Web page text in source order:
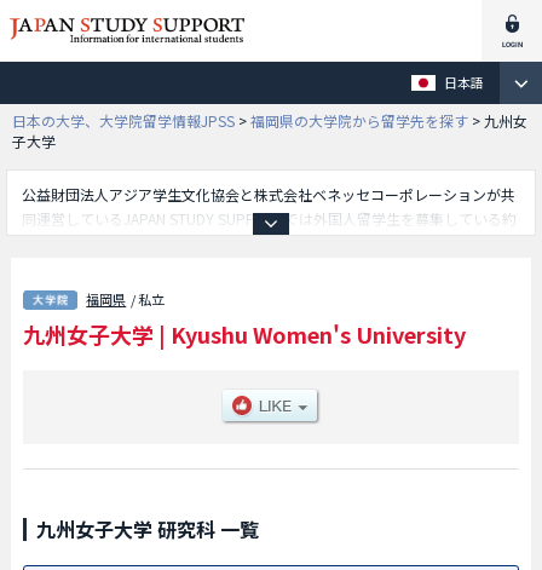
日本語
日本の大学、大学院留学情報JPSS >福岡県の大学院から留学先を探す >九州女
子大学
公益財団法人アジア学生文化協会と株式会社ベネッセコーポレーションが共
同運営しているJAPAN STUDY SUPPORTでは外国人留学生を募集している約
等、研究科別情報や、募集定員や合格者数など入試情報、施設案内、アクセ
スなど外国人留学生に必要な情報を掲載しているので是非ご利用ください。
福岡県 / 私立
九州女子大学 | Kyushu Women's University
九州女子大学 研究科 一覧